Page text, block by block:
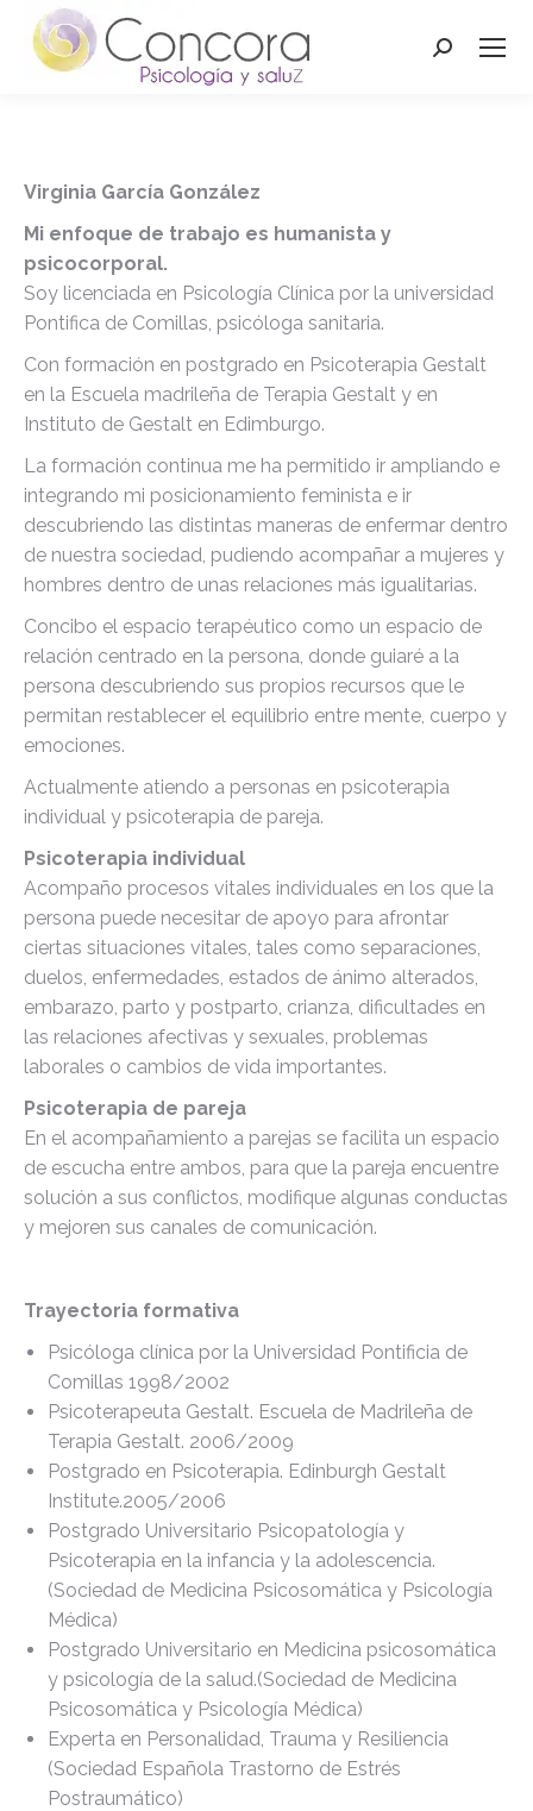
Buscar:
Virginia García González
Mi enfoque de trabajo es humanista y
psicocorporal.
Soy licenciada en Psicología Clínica por la universidad
Pontifica de Comillas, psicóloga sanitaria.
Con formación en postgrado en Psicoterapia Gestalt
en la Escuela madrileña de Terapia Gestalt y en
Instituto de Gestalt en Edimburgo.
La formación continua me ha permitido ir ampliando e
integrando mi posicionamiento feminista e ir
descubriendo las distintas maneras de enfermar dentro
de nuestra sociedad, pudiendo acompañar a mujeres y
hombres dentro de unas relaciones más igualitarias.
Concibo el espacio terapéutico como un espacio de
relación centrado en la persona, donde guiaré a la
persona descubriendo sus propios recursos que le
permitan restablecer el equilibrio entre mente, cuerpo y
emociones.
Actualmente atiendo a personas en psicoterapia
individual y psicoterapia de pareja.
Psicoterapia individual
Acompaño procesos vitales individuales en los que la
persona puede necesitar de apoyo para afrontar
ciertas situaciones vitales, tales como separaciones,
duelos, enfermedades, estados de ánimo alterados,
embarazo, parto y postparto, crianza, dificultades en
las relaciones afectivas y sexuales, problemas
laborales o cambios de vida importantes.
Psicoterapia de pareja
En el acompañamiento a parejas se facilita un espacio
de escucha entre ambos, para que la pareja encuentre
solución a sus conflictos, modifique algunas conductas
y mejoren sus canales de comunicación.
Trayectoria formativa
Psicóloga clínica por la Universidad Pontificia de
Comillas 1998/2002
Psicoterapeuta Gestalt. Escuela de Madrileña de
Terapia Gestalt. 2006/2009
Postgrado en Psicoterapia. Edinburgh Gestalt
Institute.2005/2006
Postgrado Universitario Psicopatología y
Psicoterapia en la infancia y la adolescencia.
(Sociedad de Medicina Psicosomática y Psicología
Médica)
Postgrado Universitario en Medicina psicosomática
y psicología de la salud.(Sociedad de Medicina
Psicosomática y Psicología Médica)
Experta en Personalidad, Trauma y Resiliencia
(Sociedad Española Trastorno de Estrés
Postraumático)